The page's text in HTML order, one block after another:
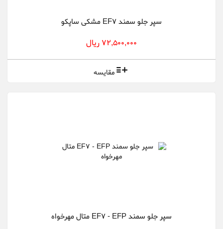
سپر جلو سمند EF7 مشکی ساپکو
72,500,000 ریال
مقایسه
سپر جلو سمند EF7 - EFP متال مهرخواه